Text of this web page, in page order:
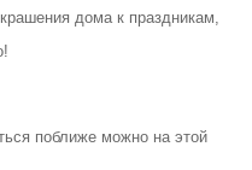
дома к праздникам,
поближе можно на этой